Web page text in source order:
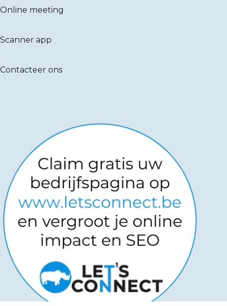
Online meeting
Scanner app
Contacteer ons